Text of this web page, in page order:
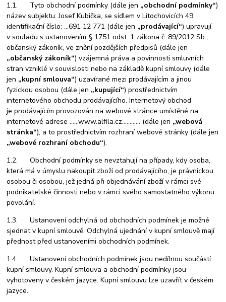
1.1. Tyto obchodní podmínky (dále jen „obchodní podmínky“)
název subjektu: Josef Kubička, se sídlem v Litochovicích 49,
identifikační číslo:…691 12 771 (dále jen „prodávající“) upravují
v souladu s ustanovením § 1751 odst. 1 zákona č. 89/2012 Sb.,
občanský zákoník, ve znění pozdějších předpisů (dále jen
„občanský zákoník“) vzájemná práva a povinnosti smluvních
stran vzniklé v souvislosti nebo na základě kupní smlouvy (dále
jen „kupní smlouva“) uzavírané mezi prodávajícím a jinou
fyzickou osobou (dále jen „kupující“) prostřednictvím
internetového obchodu prodávajícího. Internetový obchod
je prodávajícím provozován na webové stránce umístěné na
internetové adrese……www.alfila.cz………… (dále jen „webová
stránka“), a to prostřednictvím rozhraní webové stránky (dále jen
„webové rozhraní obchodu“).
1.2. Obchodní podmínky se nevztahují na případy, kdy osoba,
která má v úmyslu nakoupit zboží od prodávajícího, je právnickou
osobou či osobou, jež jedná při objednávání zboží v rámci své
podnikatelské činnosti nebo v rámci svého samostatného výkonu
povolání.
1.3. Ustanovení odchylná od obchodních podmínek je možné
sjednat v kupní smlouvě. Odchylná ujednání v kupní smlouvě mají
přednost před ustanoveními obchodních podmínek.
1.4. Ustanovení obchodních podmínek jsou nedílnou součástí
kupní smlouvy. Kupní smlouva a obchodní podmínky jsou
vyhotoveny v českém jazyce. Kupní smlouvu lze uzavřít v českém
jazyce.